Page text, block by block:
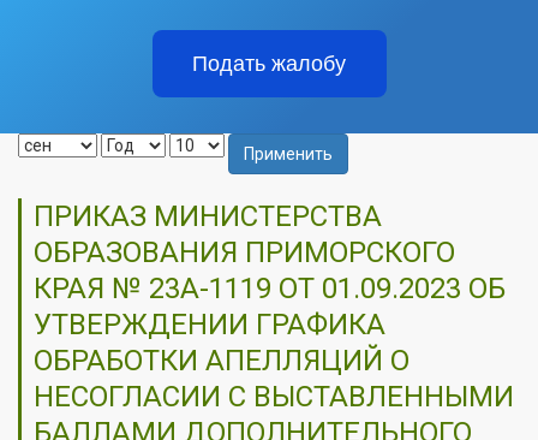
Подать жалобу
Применить
ПРИКАЗ МИНИСТЕРСТВА
ОБРАЗОВАНИЯ ПРИМОРСКОГО
КРАЯ № 23А-1119 ОТ 01.09.2023 ОБ
УТВЕРЖДЕНИИ ГРАФИКА
ОБРАБОТКИ АПЕЛЛЯЦИЙ О
НЕСОГЛАСИИ С ВЫСТАВЛЕННЫМИ
БАЛЛАМИ ДОПОЛНИТЕЛЬНОГО